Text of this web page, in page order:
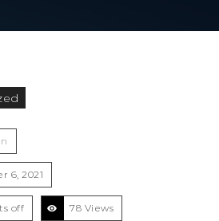
6, 2021
off 78 Views